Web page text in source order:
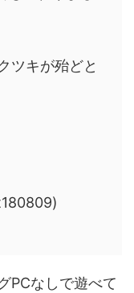
ツキが殆どと
PCなしで遊べて